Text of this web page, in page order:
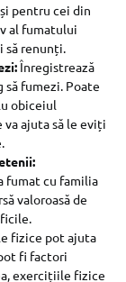
pentru cei din
al fumatului
renunți.
Înregistrează
fumezi. Poate
obiceiul
ajuta să le eviți
fumat cu familia
valoroasă de
fizice pot ajuta
fi factori
exercițiile fizice